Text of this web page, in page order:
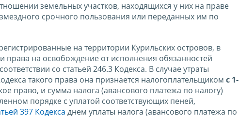
земельных участков, находящихся у них на праве
срочного пользования или переданных им по
на территории Курильских островов, в
на освобождение от исполнения обязанностей
со статьей 246.3 Кодекса. В случае утраты
такого права она признается налогоплательщиком с 1-
право, и сумма налога (авансового платежа по налогу)
порядке с уплатой соответствующих пеней,
397 Кодекса днем уплаты налога (авансового платежа по